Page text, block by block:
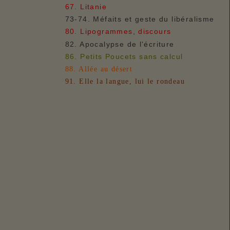
67. Litanie
73-74. Méfaits et geste du libéralisme
80. Lipogrammes, discours
82. Apocalypse de l'écriture
86. Petits Poucets sans calcul
88. Allée au désert
91. Elle la langue, lui le rondeau